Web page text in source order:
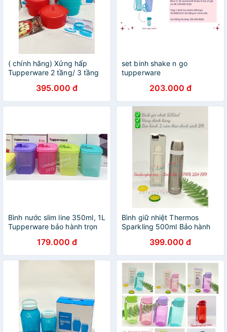
( chính hãng) Xửng hấp
Tupperware 2 tầng/ 3 tầng
395.000 đ
set binh shake n go
tupperware
203.000 đ
Bình nước slim line 350ml, 1L
Tupperware bảo hành trọn
179.000 đ
Bình giữ nhiệt Thermos
Sparkling 500ml Bảo hành
399.000 đ